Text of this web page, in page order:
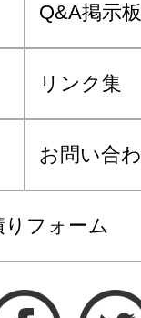
Q&A掲示板
リンク集
お問い合
りフォーム